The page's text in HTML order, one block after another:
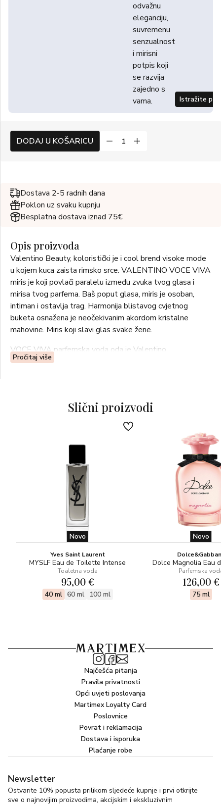
odvažnu
eleganciju,
suvremenu
senzualnost
i mirisni
potpis koji
se razvija
zajedno s
vama.
Istražite
DODAJ U KOŠARICU
Dostava 2-5 radnih dana
Poklon uz svaku kupnju
Besplatna dostava iznad 75€
Opis proizvoda
Valentino Beauty, koloristički je i cool brend visoke mode
u kojem kuca zaista rimsko srce. VALENTINO VOCE VIVA
miris je koji povlači paralelu između zvuka tvog glasa i
mirisa tvog parfema. Baš poput glasa, miris je osoban,
intiman i ostavlja trag. Harmonija blistavog cvjetnog
buketa osnažena je neočekivanim akordom kristalne
mahovine. Miris koji slavi glas svake žene.
VOCE VIVA parfemska voda oda je Valentino
ženstvenosti:
OBOJENA NOTA: šareno i blistavo otvaranje talijanskog
NOTA VISOKE MODE: opijajući apsolut buketa cvijeta
naranče i akorda zlatne gardenije.
COOL NOTA: Neočekivana kristalna mahovina donosi
ekstraktom vanilije postaje zaista neodoljiva.
Bočica utjelovljuje vrijednosti Maison Valentino i VOCE
VIVA ženstvenosti. Glatka četvrtasta staklena bočica s
izraženim bočnim udubljenjima hvata zrake svjetla i kreira
oblik slova V. Valentino amblematične zakovice ukrašavaju
čep i vrat bočice, dajući joj modernu, pomalo rubnu
Valentino bočicom.
Pročitaj više
Slični proizvodi
Novo
Yves Saint Laurent
MYSLF Eau de Toilette Intense
Toaletna voda
95,00 €
40 ml 60 ml 100 ml
Novo
Dolce Magnolia Eau
Parfemska
126,00 €
75 ml
Najčešća pitanja
Pravila privatnosti
Opći uvjeti poslovanja
Martimex Loyalty Card
Poslovnice
Povrat i reklamacija
Dostava i isporuka
Plaćanje robe
Newsletter
Ostvarite 10% popusta prilikom sljedeće kupnje i prvi otkrijte
sve o najnovijim proizvodima, akcijskim i ekskluzivnim